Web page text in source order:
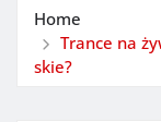
Home
Trance na
skie?